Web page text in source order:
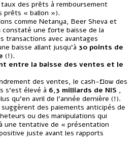
des prêts à remboursement
prêts « ballon »).
comme Netanya, Beer Sheva et
constaté une forte baisse de la
transactions avec avantages
baisse allant jusqu’à 30 points de
(!).
entre la baisse des ventes et le
des ventes, le cash-flow des
s'est élevé à 6,3 milliards de NIS ,
qu'en avril de l'année dernière (!).
des paiements anticipés de
ou des manipulations qui
une tentative de « présentation
juste avant les rapports